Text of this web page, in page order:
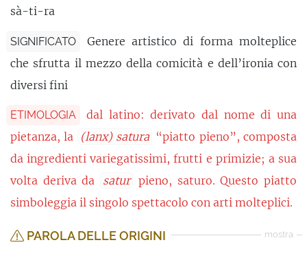
sà-ti-ra
SIGNIFICATO
Genere artistico di forma molteplice
che sfrutta il mezzo della comicità e dell’ironia con
diversi fini
ETIMOLOGIA
dal latino: derivato dal nome di una
pietanza, la (lanx) satura “piatto pieno”, composta
da ingredienti variegatissimi, frutti e primizie; a sua
volta deriva da
satur pieno, saturo. Questo piatto
simboleggia il singolo spettacolo con arti molteplici.
PAROLA DELLE ORIGINI mostra